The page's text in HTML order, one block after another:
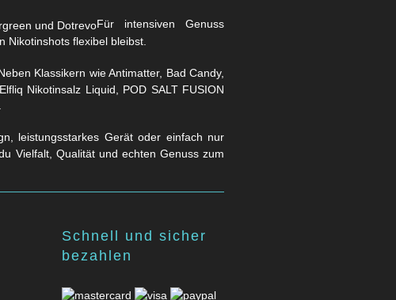
Für intensiven Genuss
Nikotinshots flexibel bleibst.
Klassikern wie Antimatter, Bad Candy,
Nikotinsalz Liquid, POD SALT FUSION
leistungsstarkes Gerät oder einfach nur
Vielfalt, Qualität und echten Genuss zum
Schnell und sicher
bezahlen